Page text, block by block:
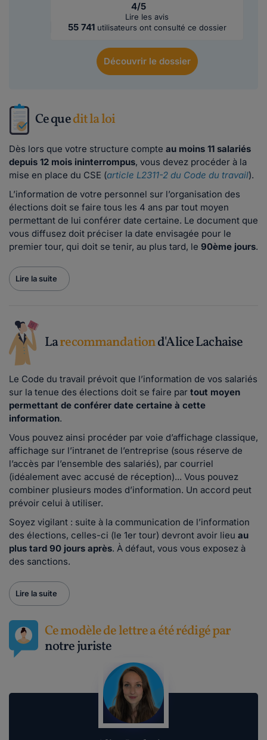
4/5
Lire les avis
55 741 utilisateurs ont consulté ce dossier
Découvrirle dossier
Ce quedit la loi
Dès lors que votre structure compte au moins 11 salariés
depuis 12 mois ininterrompus, vous devez procéder à la
mise en place du CSE (article L2311-2 du Code du travail).
L’information de votre personnel sur l’organisation des
élections doit se faire tous les 4 ans par tout moyen
permettant de lui conférer date certaine. Le document que
vous diffusez doit préciser la date envisagée pour le
premier tour, qui doit se tenir, au plus tard, le 90ème jours.
Lire la suite
Larecommandationd'Alice Lachaise
Le Code du travail prévoit que l’information de vos salariés
sur la tenue des élections doit se faire par tout moyen
permettant de conférer date certaine à cette
information.
Vous pouvez ainsi procéder par voie d’affichage classique,
affichage sur l’intranet de l’entreprise (sous réserve de
l’accès par l’ensemble des salariés), par courriel
(idéalement avec accusé de réception)... Vous pouvez
combiner plusieurs modes d’information. Un accord peut
prévoir celui à utiliser.
Soyez vigilant : suite à la communication de l’information
des élections, celles-ci (le 1er tour) devront avoir lieu au
plus tard 90 jours après. À défaut, vous vous exposez à
des sanctions.
Lire la suite
Ce modèle de lettre a été rédigé par
notre juriste